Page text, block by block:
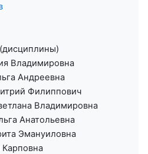
Владимировна
Андреевна
Филиппович
Владимировна
Анатольевна
Эмануиловна